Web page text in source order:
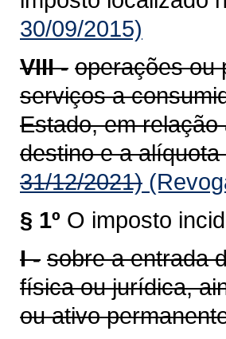
30/09/2015)
VIII - operações ou
serviços a
Estado, em
destino e a
31/12/2021)
§ 1º O imposto
I - sobre a entrada
física ou jurídica,
ou ativo